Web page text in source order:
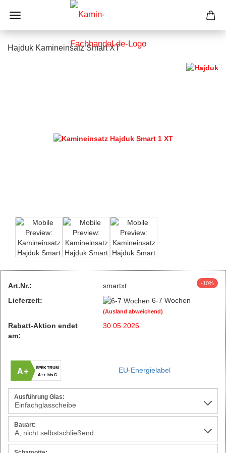
Hajduk Kamineinsatz Smart XT
-10%
Art.Nr.:
smartxt
Lieferzeit:
6-7 Wochen
(Ausland abweichend)
Rabatt-Aktion endet
am:
30.05.2026
A+
SPEKTRUM
A++ bis G
EU-Energielabel
Ausführung Glas:
Bauart: